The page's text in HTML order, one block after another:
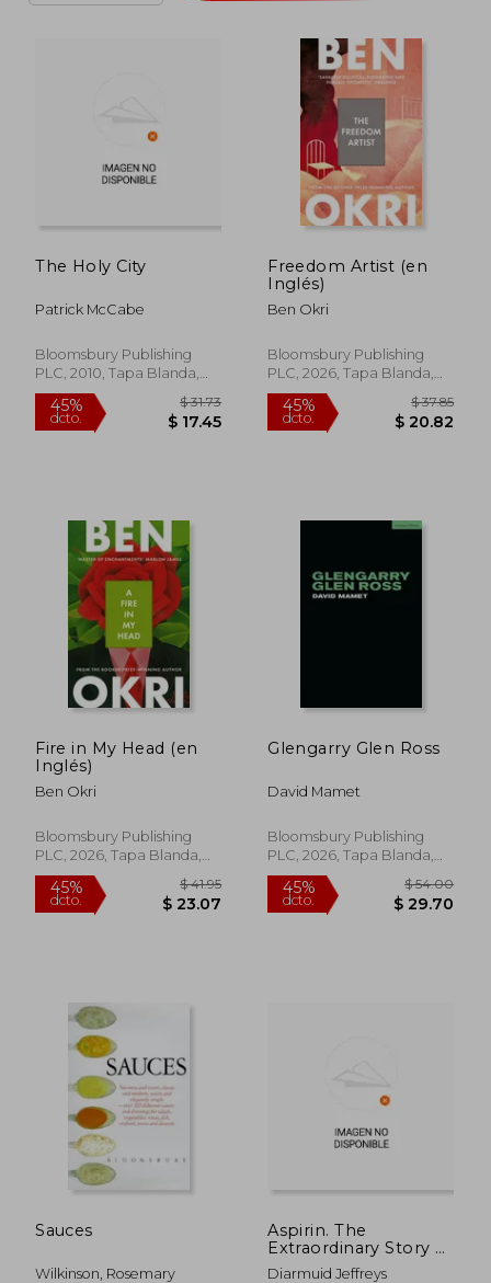
The Holy City
Patrick McCabe
Bloomsbury Publishing
PLC, 2010, Tapa Blanda,
Nuevo
dcto. $ 17.45
Freedom Artist (en
Inglés)
Ben Okri
Bloomsbury Publishing
PLC, 2026, Tapa Blanda,
Nuevo
Fire in My Head (en
Inglés)
Ben Okri
Bloomsbury Publishing
PLC, 2026, Tapa Blanda,
Nuevo
45%
dcto.
Glengarry Glen Ross
David Mamet
Bloomsbury Publishing
PLC, 2026, Tapa Blanda,
Nuevo
Sauces
Wilkinson, Rosemary
Aspirin. The
Extraordinary Story of
a Wonder Drug
Diarmuid Jeffreys